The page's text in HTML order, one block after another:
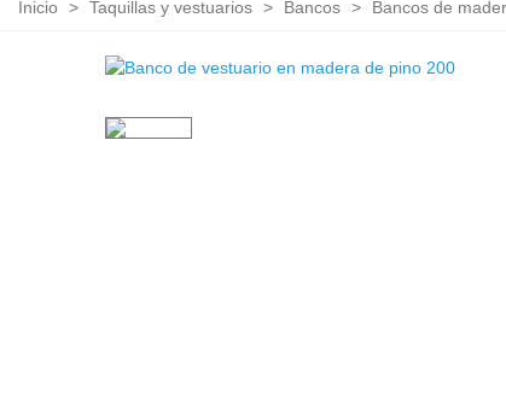
Inicio > Taquillas y vestuarios > Bancos > Bancos de